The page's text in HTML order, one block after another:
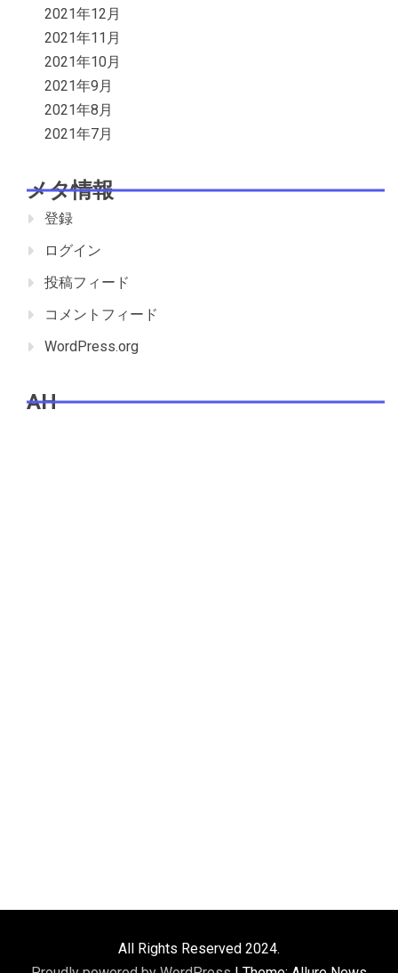
2021年12月
2021年11月
2021年10月
2021年9月
2021年8月
2021年7月
メタ情報
登録
ログイン
投稿フィード
コメントフィード
WordPress.org
AH
All Rights Reserved 2024.